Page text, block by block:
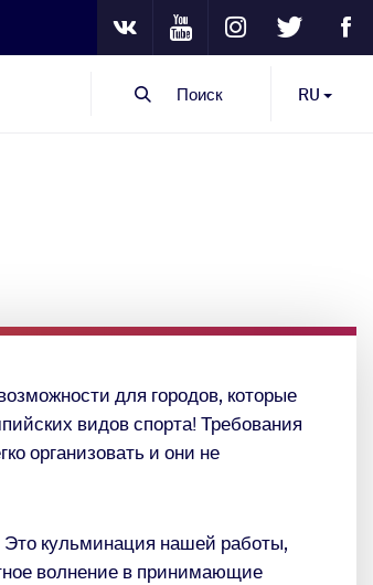
VKontakteYoutube
InstagramTwitter
RU
Поиск
для городов, которые
видов спорта! Требования
организовать и они не
кульминация нашей работы,
волнение в принимающие